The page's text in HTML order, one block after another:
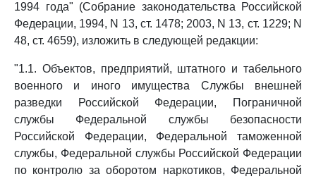
1994 года" (Собрание законодательства Российской
Федерации, 1994, N 13, ст. 1478; 2003, N 13, ст. 1229; N
48, ст. 4659), изложить в следующей редакции:
"1.1. Объектов, предприятий, штатного и табельного
военного и иного имущества Службы внешней
разведки Российской Федерации, Пограничной
службы Федеральной службы безопасности
Российской Федерации, Федеральной таможенной
службы, Федеральной службы Российской Федерации
по контролю за оборотом наркотиков, Федеральной